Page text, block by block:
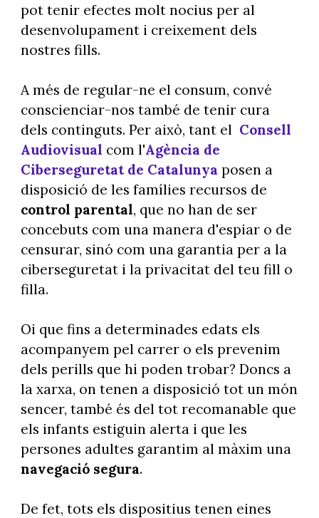
pot tenir efectes molt nocius per al
desenvolupament i creixement dels
nostres fills.
A més de regular-ne el consum, convé
conscienciar-nos també de tenir cura
dels continguts. Per això, tant el Consell
Audiovisual com l'Agència de
Ciberseguretat de Catalunya posen a
disposició de les famílies recursos de
control parental, que no han de ser
concebuts com una manera d'espiar o de
censurar, sinó com una garantia per a la
ciberseguretat i la privacitat del teu fill o
filla.
Oi que fins a determinades edats els
acompanyem pel carrer o els prevenim
dels perills que hi poden trobar? Doncs a
la xarxa, on tenen a disposició tot un món
sencer, també és del tot recomanable que
els infants estiguin alerta i que les
persones adultes garantim al màxim una
navegació segura.
De fet, tots els dispositius tenen eines